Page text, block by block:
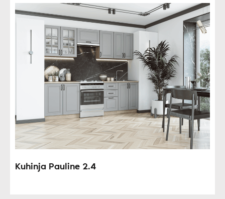
Kuhinja Pauline 2.4